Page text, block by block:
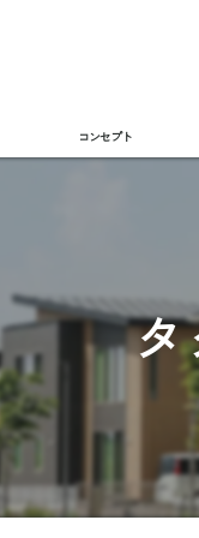
コンセプト